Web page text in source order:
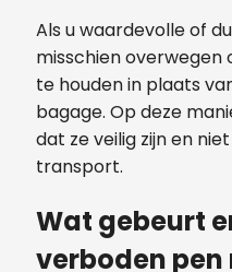
Als u waardevolle of
misschien overwegen
te houden in plaats
bagage. Op deze
dat ze veilig zijn en
transport.
Wat gebeurt
verboden